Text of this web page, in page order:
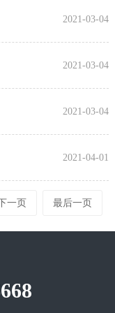
2021-03-04
2021-03-04
2021-03-04
2021-04-01
一页 最后一页